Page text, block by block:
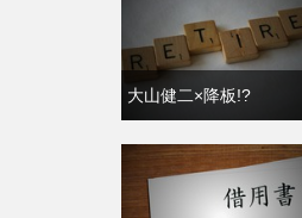
大山健二×降板!?